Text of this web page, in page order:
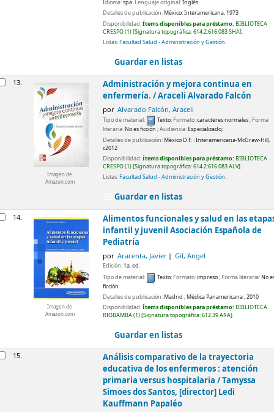
Idioma:spa. Lenguaje original:Inglés
Detalles de publicación:México:Interamericana, 1973
Disponibilidad:Ítems disponibles para préstamo: BIBLIOTECA
CRESPO(1) Signatura topográfica:614.2:616.083 SHA .
Listas:Facultad Salud - Administración y Gestión.
Guardar en listas
13.
Imagen de
Amazon.com
Administración y mejora continua en
enfermería. /Araceli Alvarado Falcón
por Alvarado Falcón, Araceli
Tipo de material: Texto; Formato:caracteres normales; Forma
literaria:No es ficción ; Audiencia:Especializado;
Detalles de publicación:México D.F. :Interamericana-McGraw-Hill,
c2012
Disponibilidad:Ítems disponibles para préstamo: BIBLIOTECA
CRESPO(1) Signatura topográfica:614.2:616.083 ALV .
Listas:Facultad Salud - Administración y Gestión.
Guardar en listas
14.
Imagen de
Amazon.com
Alimentos funcionales y salud en las
infantil y juvenil Asociación Española de
Pediatría
por Aracenta, Javier Gil, Angel
Edición: 1a. ed.
Tipo de material:
Texto; Formato:impreso; Forma literaria:No
ficción
Detalles de publicación:Madrid ;Médica Panamericana;2010
Disponibilidad:Ítems disponibles para préstamo: BIBLIOTECA
RIOBAMBA(1) Signatura topográfica:612.39 ARA .
Guardar en listas
15.
Análisis comparativo de la trayectoria
educativa de los enfermeros : atención
primaria versus hospitalaria /Tamyssa
Simoes dos Santos, [director] Ledi
Kauffmann Papaléo